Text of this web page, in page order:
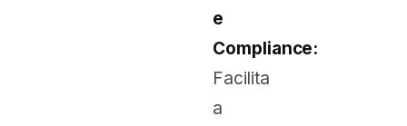
e
Compliance:
Facilita
a